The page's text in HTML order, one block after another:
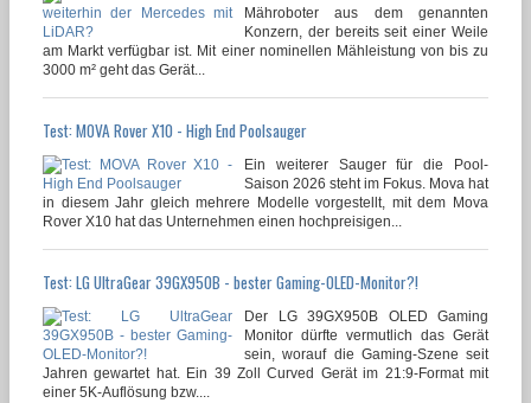
Mähroboter aus dem genannten
Konzern, der bereits seit einer Weile
am Markt verfügbar ist. Mit einer nominellen Mähleistung von bis zu
3000 m² geht das Gerät...
Test: MOVA Rover X10 - High End Poolsauger
Ein weiterer Sauger für die Pool-
Saison 2026 steht im Fokus. Mova hat
in diesem Jahr gleich mehrere Modelle vorgestellt, mit dem Mova
Rover X10 hat das Unternehmen einen hochpreisigen...
Test: LG UltraGear 39GX950B - bester Gaming-OLED-Monitor?!
Der LG 39GX950B OLED Gaming
Monitor dürfte vermutlich das Gerät
sein, worauf die Gaming-Szene seit
Jahren gewartet hat. Ein 39 Zoll Curved Gerät im 21:9-Format mit
einer 5K-Auflösung bzw....